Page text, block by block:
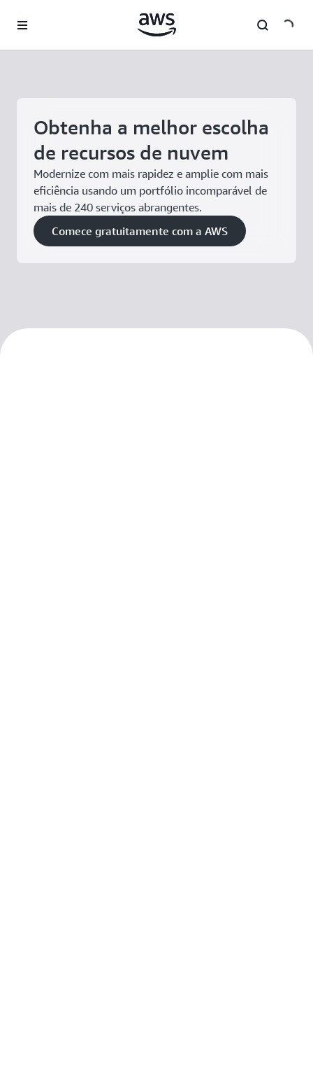
Pular para o conteúdo principal
Obtenha a melhor escolha
de recursos de nuvem
Modernize com mais rapidez e amplie com mais
eficiência usando um portfólio incomparável de
mais de 240 serviços abrangentes.
Comece gratuitamente com a AWS